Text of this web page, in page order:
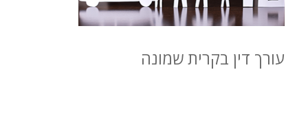
עורך דין בקרית שמונה